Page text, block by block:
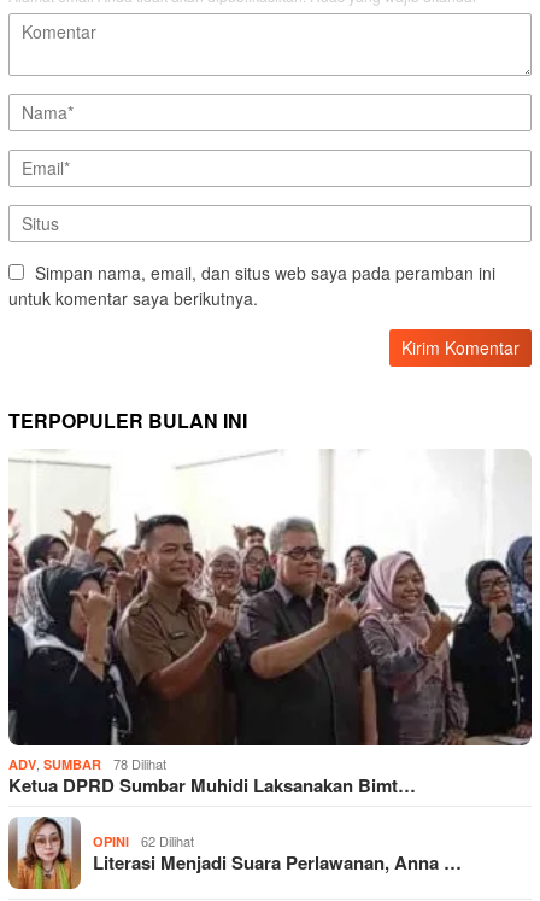
Simpan nama, email, dan situs web saya pada peramban ini
untuk komentar saya berikutnya.
TERPOPULER BULAN INI
ADV, SUMBAR 78 Dilihat
Ketua DPRD Sumbar Muhidi Laksanakan Bimt…
OPINI 62 Dilihat
Literasi Menjadi Suara Perlawanan, Anna …